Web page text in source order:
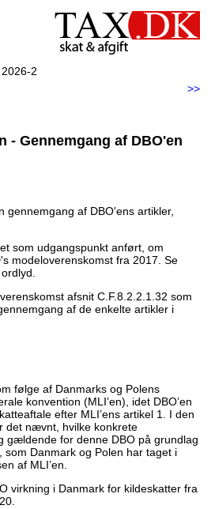
2
>>
- Gennemgang af DBO'en
gennemgang af DBO'ens artikler,
som udgangspunkt anført, om
modeloverenskomst fra 2017. Se
afsnit C.F.8.2.2.1.32 som
af de enkelte artikler i
følge af Danmarks og Polens
konvention (MLI’en), idet DBO’en
efter MLI’ens artikel 1. I den
det nævnt, hvilke konkrete
gældende for denne DBO på grundlag
som Danmark og Polen har taget i
af MLI’en.
virkning i Danmark for kildeskatter fra